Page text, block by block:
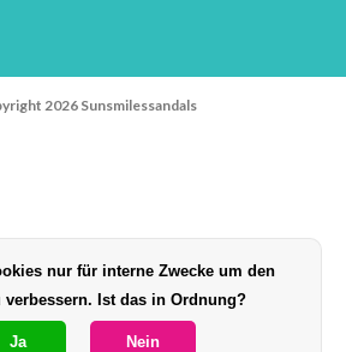
2026 Sunsmilessandals
nur für interne Zwecke um den
verbessern. Ist das in Ordnung?
Ja Nein